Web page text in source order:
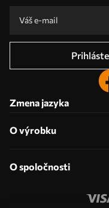
Zmena jazyka
O výrobku
O spoločnosti